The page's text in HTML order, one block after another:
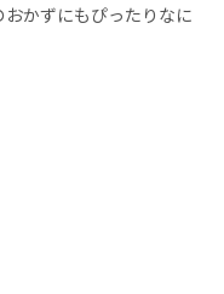
かずにもぴったりなに